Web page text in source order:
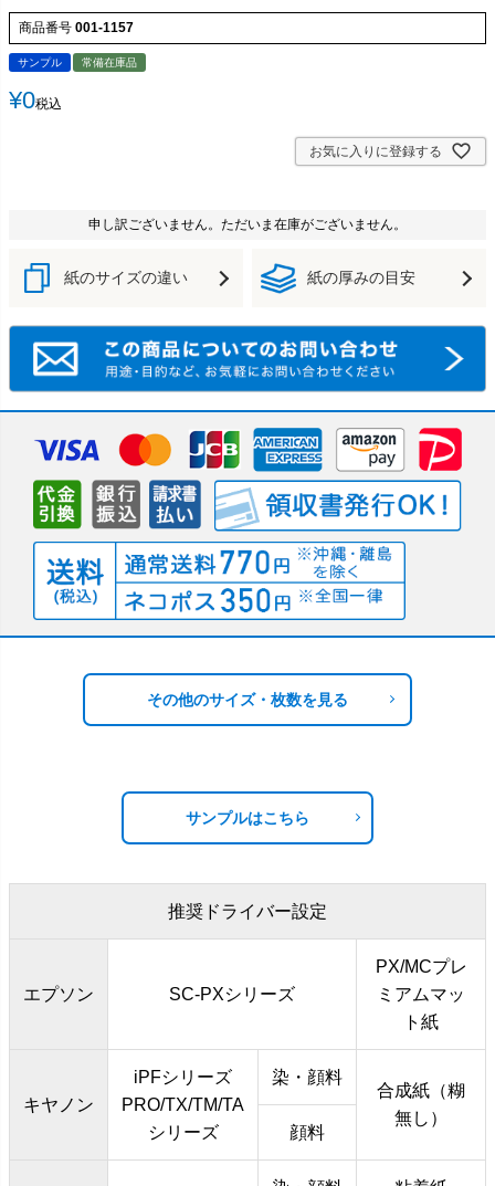
商品番号 001-1157
サンプル 常備在庫品
¥0税込
お気に入りに登録する
申し訳ございません。ただいま在庫がございません。
紙のサイズの違い 紙の厚みの目安
その他のサイズ・枚数を見る
サンプルはこちら
推奨ドライバー設定
エプソン SC-PXシリーズ
PX/MCプレ
ミアムマッ
ト紙
キヤノン
iPFシリーズ
PRO/TX/TM/TA
シリーズ
染・顔料
合成紙（糊
無し）
顔料